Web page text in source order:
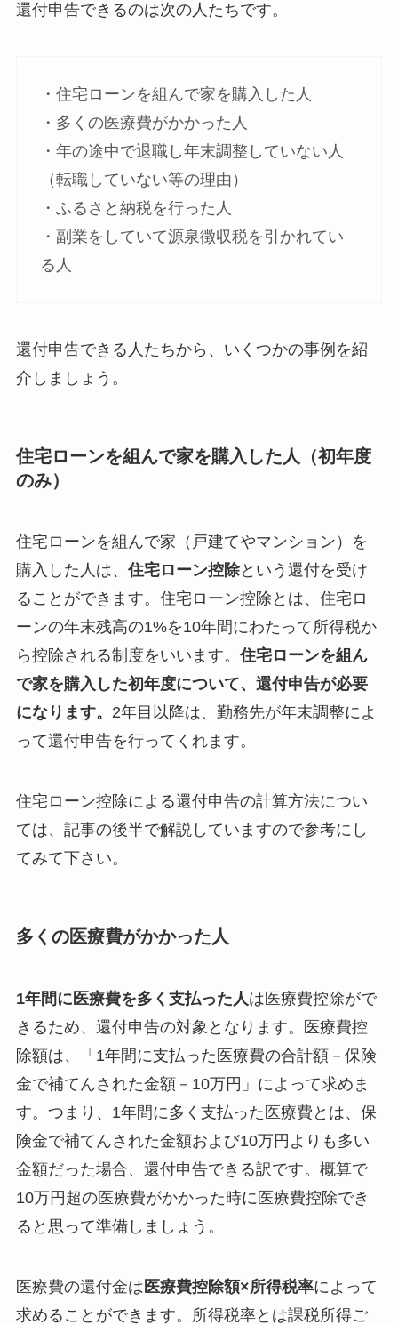
還付申告できるのは次の人たちです。
・住宅ローンを組んで家を購入した人
・多くの医療費がかかった人
・年の途中で退職し年末調整していない人
（転職していない等の理由）
・ふるさと納税を行った人
・副業をしていて源泉徴収税を引かれてい
る人
還付申告できる人たちから、いくつかの事例を紹
介しましょう。
住宅ローンを組んで家を購入した人（初年度
のみ）
住宅ローンを組んで家（戸建てやマンション）を
購入した人は、 住宅ローン控除という還付を受け
ることができます。住宅ローン控除とは、住宅ロ
ーンの年末残高の1%を10年間にわたって所得税か
ら控除される制度をいいます。 住宅ローンを組ん
で家を購入した初年度について、還付申告が必要
になります。 2年目以降は、勤務先が年末調整によ
って還付申告を行ってくれます。
住宅ローン控除による還付申告の計算方法につい
ては、記事の後半で解説していますので参考にし
てみて下さい。
多くの医療費がかかった人
1年間に医療費を多く支払った人 は医療費控除がで
きるため、還付申告の対象となります。医療費控
除額は、「1年間に支払った医療費の合計額－保険
金で補てんされた金額－10万円」によって求めま
す。つまり、1年間に多く支払った医療費とは、保
険金で補てんされた金額および10万円よりも多い
金額だった場合、還付申告できる訳です。概算で
10万円超の医療費がかかった時に医療費控除でき
ると思って準備しましょう。
医療費の還付金は 医療費控除額×所得税率によって
求めることができます。所得税率とは課税所得ご